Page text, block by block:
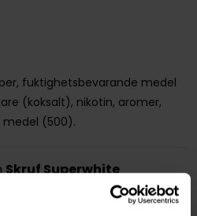
fuktighetsbevarande medel
(koksalt), nikotin, aromer,
medel (500).
Skruf Superwhite